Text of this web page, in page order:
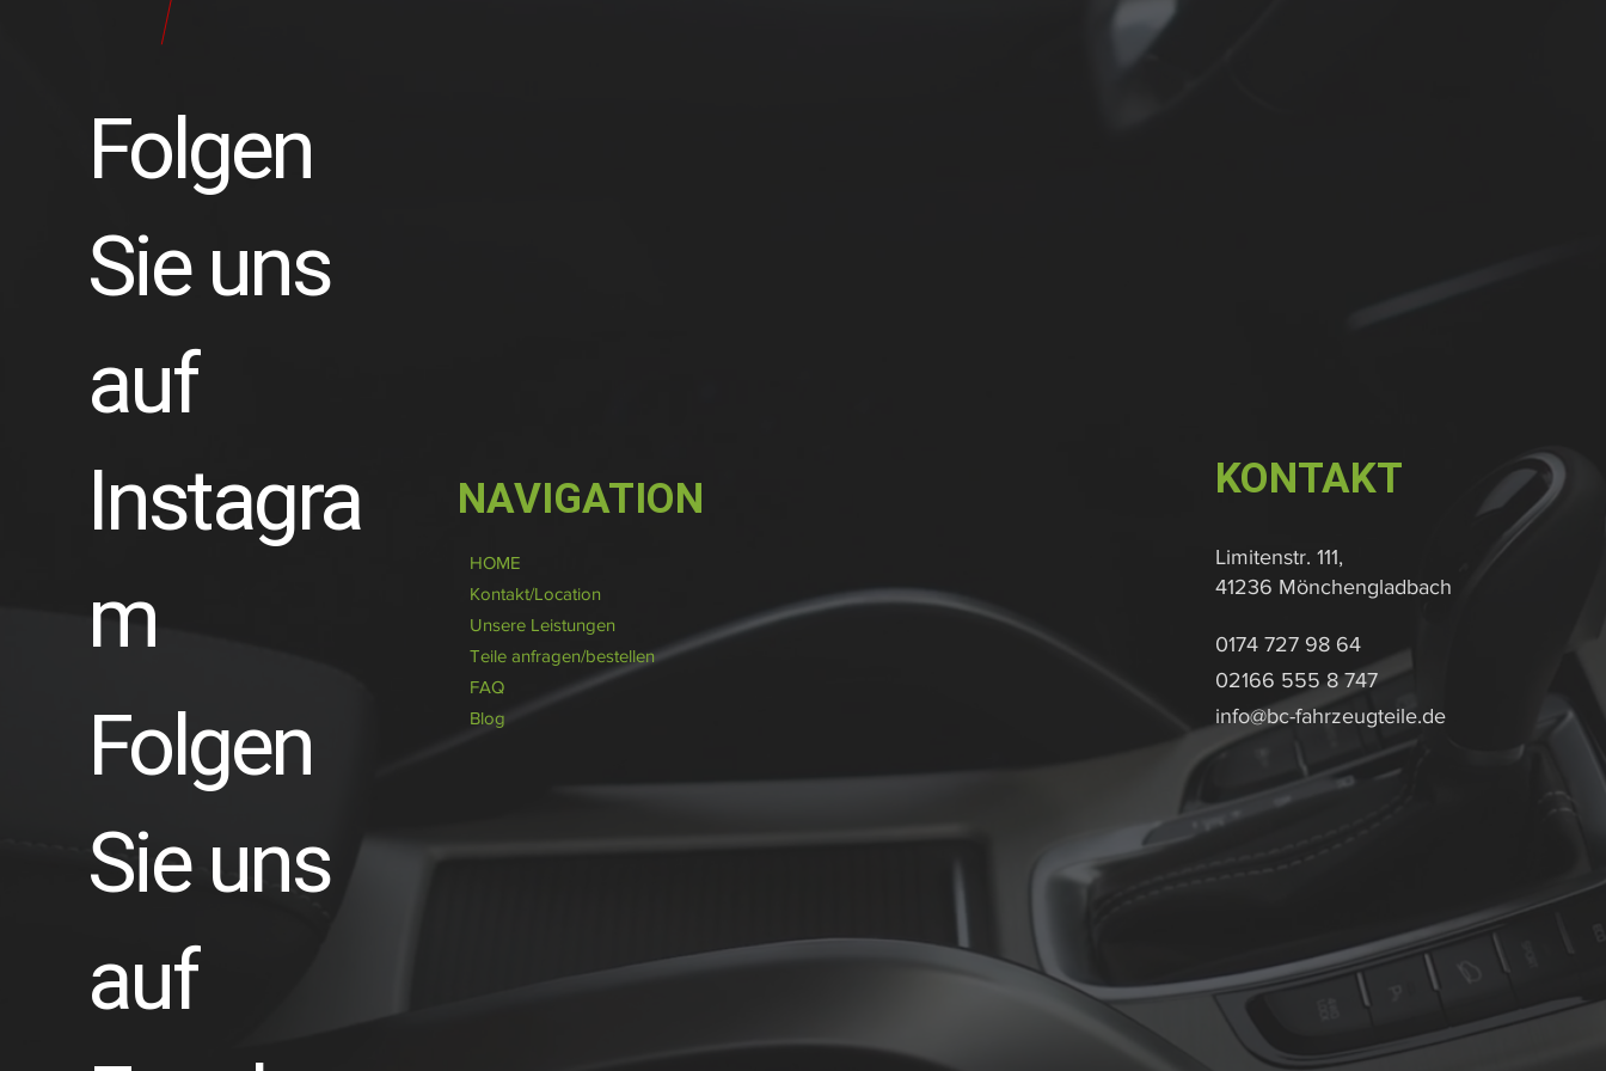
Folgen
Sie uns
auf
Instagra
m
Folgen
Sie uns
auf
NAVIGATION
HOME
Kontakt/Location
Unsere Leistungen
Teile anfragen/bestellen
FAQ
Blog
KONTAKT
Limitenstr. 111,
41236 Mönchengladbach
0174 727 98 64
02166 555 8 747
info@bc-fahrzeugteile.de